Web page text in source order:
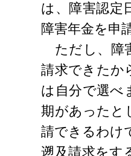
は、障害認定
障害年金を申
ただし、障
請求できたか
は自分で選べ
期があったと
請できるわけ
遡及請求をす